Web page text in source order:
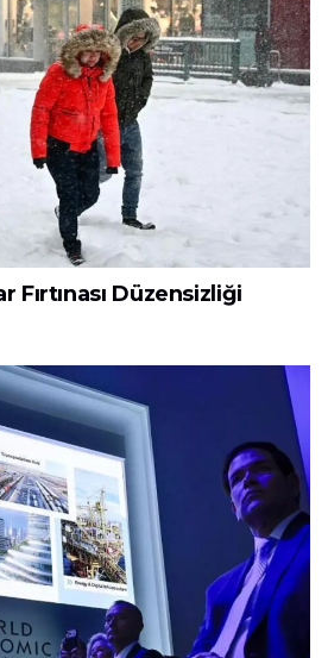
Fırtınası Düzensizliği